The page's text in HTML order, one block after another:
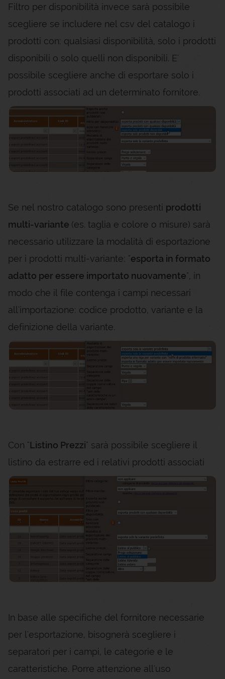
Filtro per disponibilità invece sarà possibile
scegliere se includere nel csv del catalogo i
prodotti con: qualsiasi disponibilità, solo i prodotti
disponibili o solo quelli non disponibili. E'
possibile scegliere anche di esportare solo i
prodotti associati ad un determinato fornitore.
Se nel nostro catalogo sono presenti prodotti
multi-variante (es. taglia e colore o misure) sarà
necessario utilizzare la modalità di esportazione
per i prodotti multi-variante: "esporta in formato
adatto per essere importato nuovamente", in
modo che il file contenga i campi necessari
all'importazione: codice prodotto, variante e la
definizione della variante.
Con "Listino Prezzi" sarà possibile scegliere il
listino da estrarre ed i relativi prodotti associati
In base alle specifiche del fornitore necessarie
per l'esportazione, bisognerà scegliere i
separatori per i campi, le categorie e le
caratteristiche. Porre attenzione all'uso